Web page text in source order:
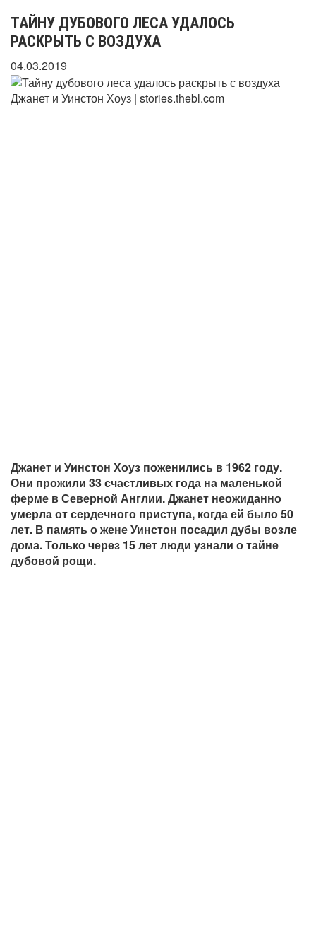
ТАЙНУ ДУБОВОГО ЛЕСА УДАЛОСЬ
РАСКРЫТЬ С ВОЗДУХА
04.03.2019
Джанет и Уинстон Хоуз | stories.thebl.com
Джанет и Уинстон Хоуз поженились в 1962 году.
Они прожили 33 счастливых года на маленькой
ферме в Северной Англии. Джанет неожиданно
умерла от сердечного приступа, когда ей было 50
лет. В память о жене Уинстон посадил дубы возле
дома. Только через 15 лет люди узнали о тайне
дубовой рощи.